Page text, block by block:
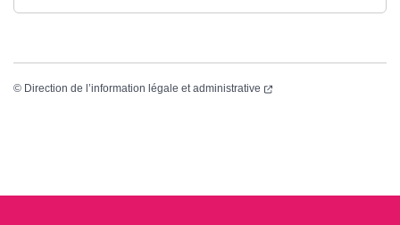
© Direction de l’information légale et administrative (ouverture dans un